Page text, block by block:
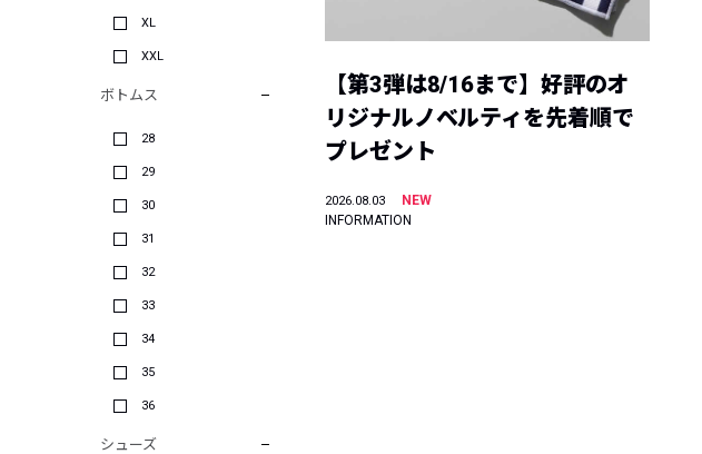
XL
XXL
ボトムス
28
29
30
31
32
33
34
35
36
シューズ
【第3弾は8/16まで】好評のオ
リジナルノベルティを先着順で
プレゼント
2026.08.03
NEW
INFORMATION